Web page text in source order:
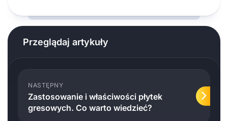
Przeglądaj artykuły
NASTĘPNY
Zastosowanie i właściwości płytek
gresowych. Co warto wiedzieć?